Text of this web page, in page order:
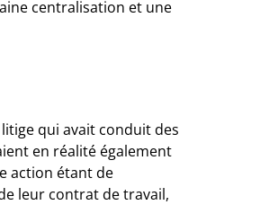
centralisation et une
qui avait conduit des
en réalité également
action étant de
leur contrat de travail,